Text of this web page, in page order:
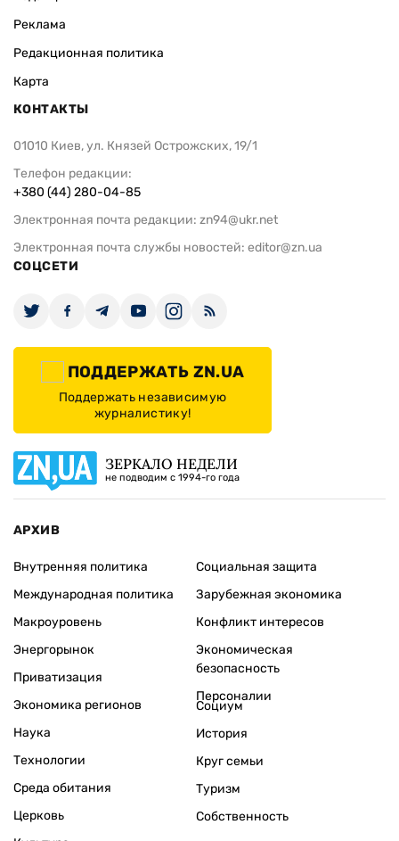
Реклама
Редакционная политика
Карта
КОНТАКТЫ
01010 Киев, ул. Князей Острожских, 19/1
Телефон редакции:
+380 (44) 280-04-85
Электронная почта редакции: zn94@ukr.net
Электронная почта службы новостей: editor@zn.ua
СОЦСЕТИ
ПОДДЕРЖАТЬ ZN.UA
Поддержать независимую
журналистику!
ЗЕРКАЛО НЕДЕЛИ
не подводим с 1994-го года
АРХИВ
Внутренняя политика
Международная политика
Макроуровень
Энергорынок
Приватизация
Экономика регионов
Социальная защита
Зарубежная экономика
Конфликт интересов
Экономическая
безопасность
Персоналии
Наука
Технологии
Среда обитания
Церковь
Социум
История
Круг семьи
Туризм
Собственность